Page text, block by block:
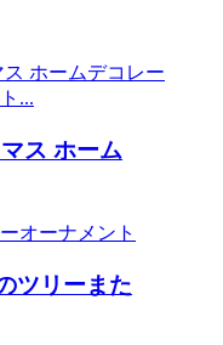
ス ホーム
ツリーまた